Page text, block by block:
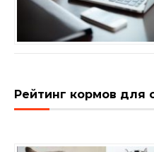
Рейтинг кормов для